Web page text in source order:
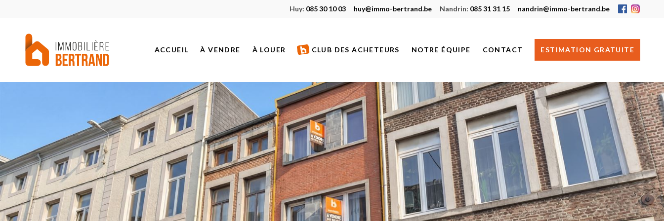
Huy: 085 30 10 03 huy@immo-bertrand.be Nandrin: 085 31 31 15 nandrin@immo-bertrand.be
ACCUEIL À VENDRE
PROJETS NEUFS
BIENS VENDUS
BIENS DE PRESTIGE
À LOUER
BIENS LOUÉS
CLUB DES ACHETEURS NOTRE ÉQUIPE CONTACT
NANDRIN
JE RECHERCHE UN BIEN
ESTIMATION GRATUITE